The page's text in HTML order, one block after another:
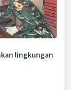
lingkungan